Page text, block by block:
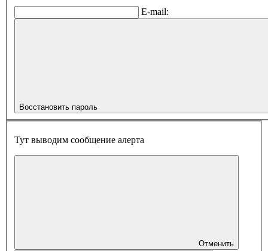
E-mail:
Восстановить пароль
Тут выводим сообщение алерта
Отменить